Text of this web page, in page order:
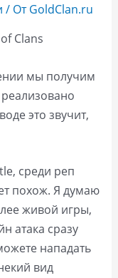
/ От GoldClan.ru
мы получим
это звучит,
среди реп
похож. Я думаю
живой игры,
атака сразу
нападать
вид